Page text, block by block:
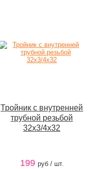
Тройник с внутренней
трубной резьбой
32х3/4х32
199 руб / шт.